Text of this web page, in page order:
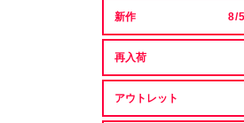
新作
再入荷
アウトレット